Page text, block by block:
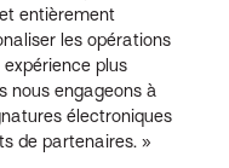
entièrement
les opérations
plus
nous engageons à
électroniques
de partenaires. »